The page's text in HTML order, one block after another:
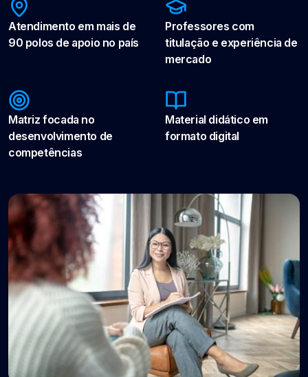
Atendimento em mais de
90 polos de apoio no país
Professores com
titulação e experiência de
mercado
Matriz focada no
desenvolvimento de
competências
Material didático em
formato digital